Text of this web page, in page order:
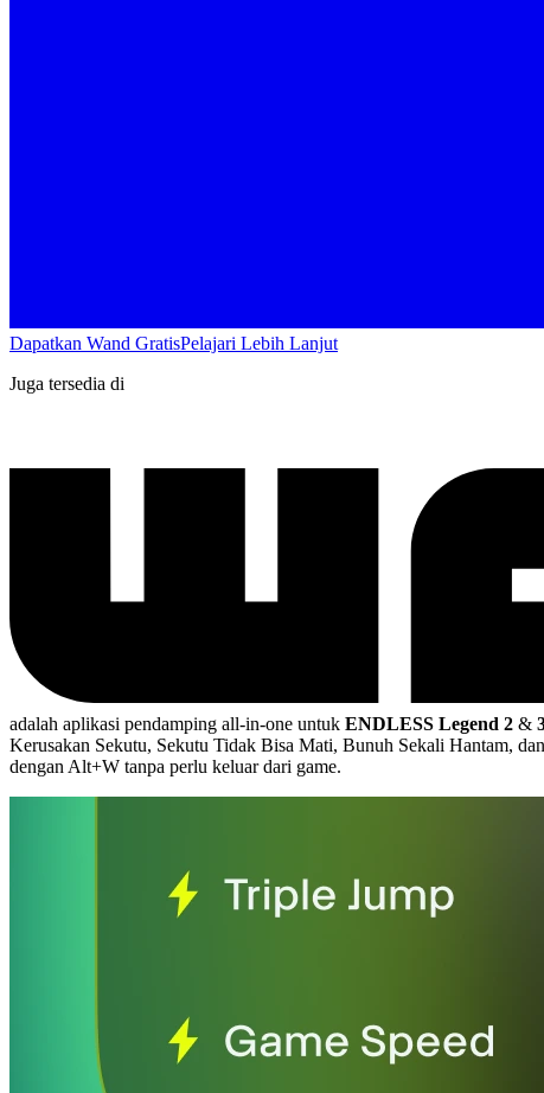
Dapatkan Wand GratisPelajari Lebih Lanjut
Juga tersedia di
adalah aplikasi pendamping all-in-one untuk ENDLESS Legend 2 &
Kerusakan Sekutu, Sekutu Tidak Bisa Mati, Bunuh Sekali Hantam,
dengan Alt+W tanpa perlu keluar dari game.